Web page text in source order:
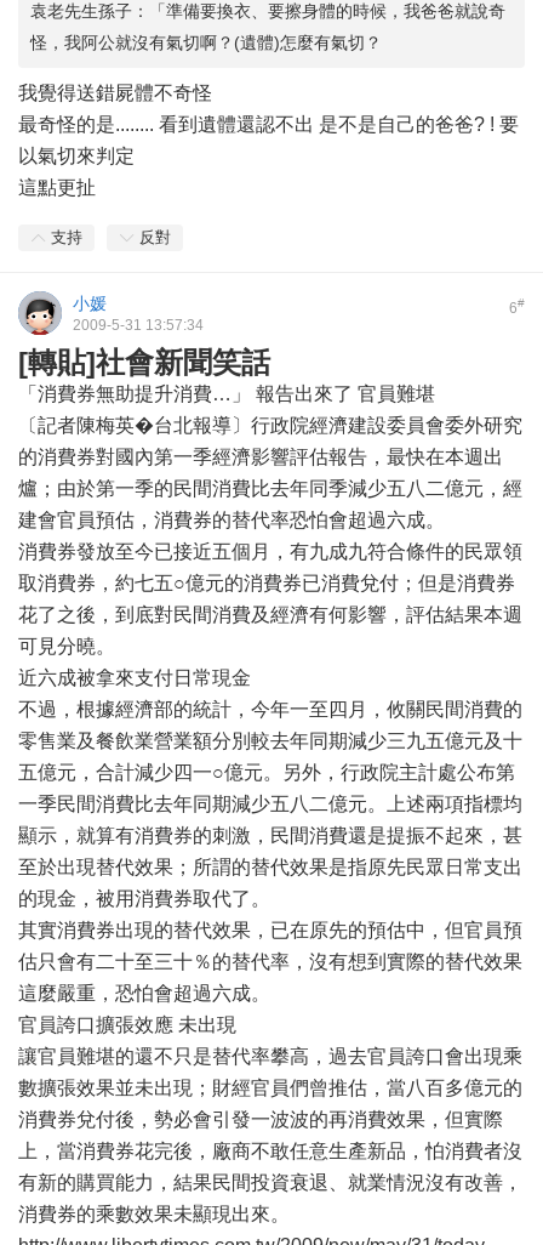
袁老先生孫子：「準備要換衣、要擦身體的時候，我爸爸就說奇
怪，我阿公就沒有氣切啊？(遺體)怎麼有氣切？
我覺得送錯屍體不奇怪
最奇怪的是........ 看到遺體還認不出 是不是自己的爸爸? ! 要
以氣切來判定
這點更扯
支持 反對
6#
小媛
2009-5-31 13:57:34
[轉貼]社會新聞笑話
「消費券無助提升消費…」 報告出來了 官員難堪
〔記者陳梅英�台北報導〕行政院經濟建設委員會委外研究
的消費券對國內第一季經濟影響評估報告，最快在本週出
爐；由於第一季的民間消費比去年同季減少五八二億元，經
建會官員預估，消費券的替代率恐怕會超過六成。
消費券發放至今已接近五個月，有九成九符合條件的民眾領
取消費券，約七五○億元的消費券已消費兌付；但是消費券
花了之後，到底對民間消費及經濟有何影響，評估結果本週
可見分曉。
近六成被拿來支付日常現金
不過，根據經濟部的統計，今年一至四月，攸關民間消費的
零售業及餐飲業營業額分別較去年同期減少三九五億元及十
五億元，合計減少四一○億元。另外，行政院主計處公布第
一季民間消費比去年同期減少五八二億元。上述兩項指標均
顯示，就算有消費券的刺激，民間消費還是提振不起來，甚
至於出現替代效果；所謂的替代效果是指原先民眾日常支出
的現金，被用消費券取代了。
其實消費券出現的替代效果，已在原先的預估中，但官員預
估只會有二十至三十％的替代率，沒有想到實際的替代效果
這麼嚴重，恐怕會超過六成。
官員誇口擴張效應 未出現
讓官員難堪的還不只是替代率攀高，過去官員誇口會出現乘
數擴張效果並未出現；財經官員們曾推估，當八百多億元的
消費券兌付後，勢必會引發一波波的再消費效果，但實際
上，當消費券花完後，廠商不敢任意生產新品，怕消費者沒
有新的購買能力，結果民間投資衰退、就業情況沒有改善，
消費券的乘數效果未顯現出來。